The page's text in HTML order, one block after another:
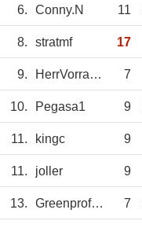
6. Conny.N 11
8. stratmf 17
9. HerrVorragend 7
10. Pegasa1 9
11. kingc 9
11. joller 9
13. Greenprofi2017 7